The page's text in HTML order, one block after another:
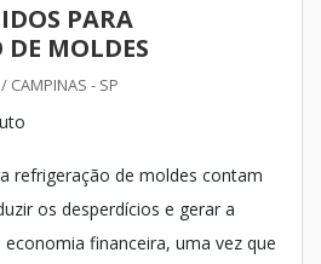
PARA
DE MOLDES
CAMPINAS - SP
refrigeração de moldes contam
os desperdícios e gerar a
financeira, uma vez que